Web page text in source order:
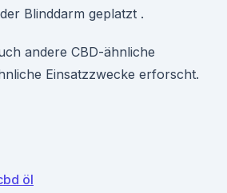
Blinddarm geplatzt .
andere CBD-ähnliche
Einsatzzwecke erforscht.
öl